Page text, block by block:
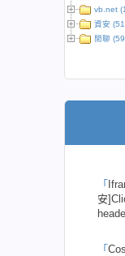
vb.net
資安
閒聊
「
安
「